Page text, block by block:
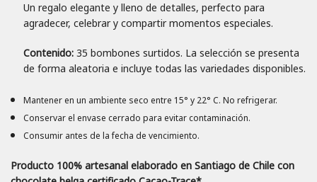
Un regalo elegante y lleno de detalles, perfecto para
agradecer, celebrar y compartir momentos especiales.
Contenido:35 bombones surtidos. La selección se presenta
de forma aleatoria e incluye todas las variedades disponibles.
Mantener en un ambiente seco entre 15° y 22° C. No refrigerar.
Conservar el envase cerrado para evitar contaminación.
Consumir antes de la fecha de vencimiento.
Producto 100% artesanal elaborado en Santiago de Chile con